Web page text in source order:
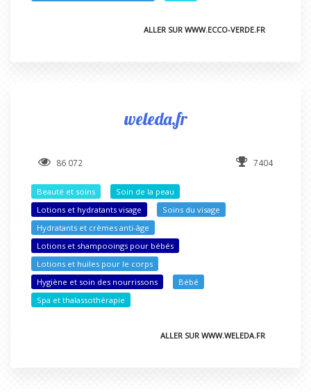
ALLER SUR WWW.ECCO-VERDE.FR
weleda.fr
86 072 7404
Beauté et soins
Soin de la peau
Lotions et hydratants visage
Soins du visage
Hydratants et crèmes anti-âge
Lotions et shampooings pour bébés
Lotions et huiles pour le corps
Hygiène et soin des nourrissons
Bébé
Spa et thalassothérapie
ALLER SUR WWW.WELEDA.FR